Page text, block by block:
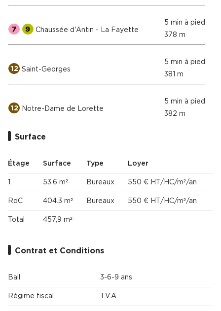
7 9 Chaussée d'Antin - La Fayette
5 min à pied
378 m
12 Saint-Georges
5 min à pied
381 m
12 Notre-Dame de Lorette
5 min à pied
382 m
Surface
Étage Surface Type Loyer
53.6 m² Bureaux 550 € HT/HC/m²/an
RdC 404.3 m² Bureaux 550 € HT/HC/m²/an
Total 457,9 m²
Contrat et Conditions
Bail 3-6-9 ans
Régime fiscal T.V.A.